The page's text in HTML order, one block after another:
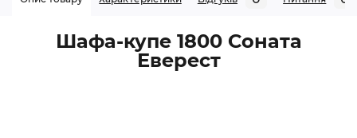
Шафа-купе 1800 Соната
Еверест